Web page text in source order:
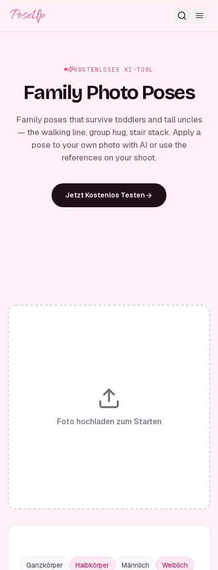
PoseUp
KOSTENLOSES KI-TOOL
Family Photo Poses
Family poses that survive toddlers and tall uncles
— the walking line, group hug, stair stack. Apply a
pose to your own photo with AI or use the
references on your shoot.
Jetzt Kostenlos Testen
Foto hochladen zum Starten
Ganzkörper Halbkörper Männlich Weiblich